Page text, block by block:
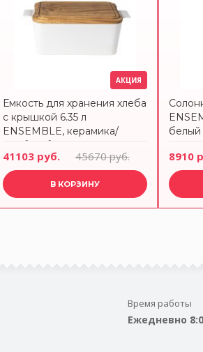
АКЦИЯ
Емкость для хранения хлеба
с крышкой 6.35 л
ENSEMBLE, керамика/
пробка, белый CASAFINA
BY COSTA NOVA
41103 руб. 45670 руб.
В КОРЗИНУ
белый
8910
Время работы
Ежедневно